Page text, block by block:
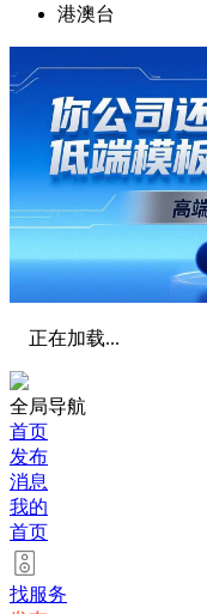
港澳台
正在加载...
全局导航
首页
发布
消息
我的
首页
找服务